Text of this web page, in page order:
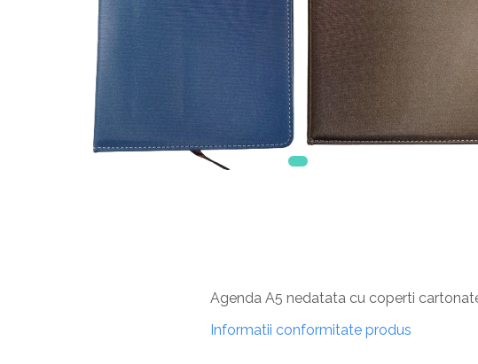
Agenda A5 nedatata cu coperti
Informatii conformitate produs